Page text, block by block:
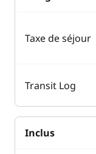
Taxe de séjour
Transit Log
Inclus